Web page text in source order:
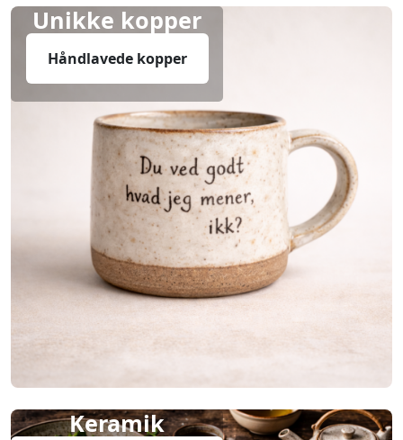
Unikke kopper
Håndlavede kopper
Keramik